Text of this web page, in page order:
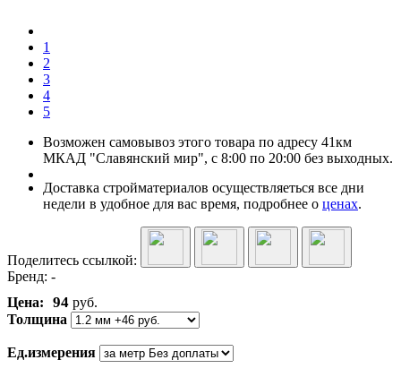
1
2
3
4
5
Возможен самовывоз этого товара по адресу 41км
МКАД "Славянский мир", с 8:00 по 20:00 без выходных.
Доставка стройматериалов осуществляеться все дни
недели в удобное для вас время, подробнее о ценах.
Поделитесь ссылкой:
Бренд: -
Цена:
94 руб.
Толщина
Ед.измерения